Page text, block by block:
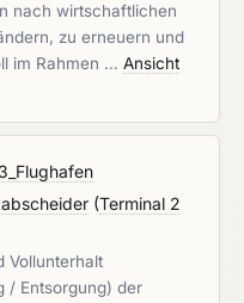
nach wirtschaftlichen
zu erneuern und
im Rahmen … Ansicht
(Terminal 2
Vollunterhalt
/ Entsorgung) der